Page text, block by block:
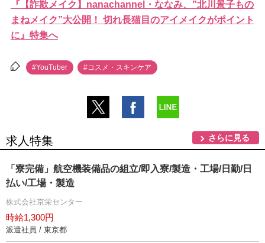
『【詐欺メイク】nanachannel・ななみ、”北川景子もの
まねメイク”大公開！ 切れ長猫目のアイメイクがポイント
に』特集へ
#YouTuber #コスメ・スキンケア
求人特集 さらに見る
「寮完備」航空機装備品の組立/即入寮/製造・工場/日勤/日
払い/工場・製造
株式会社京栄センター
時給1,300円
派遣社員 / 東京都